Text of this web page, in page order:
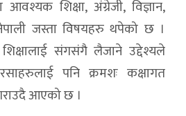
शिक्षा, अंग्रेजी, विज्ञान,
जस्ता विषयहरु थपेको छ ।
शिक्षालाई संगसंगै लैजाने उद्देश्यले
पनि क्रमशः कक्षागत
आएको छ ।